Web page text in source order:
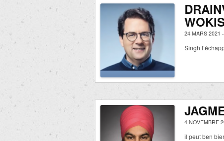
24 MARS 2021 -
Singh
4 NOVEMBRE
il peut ben